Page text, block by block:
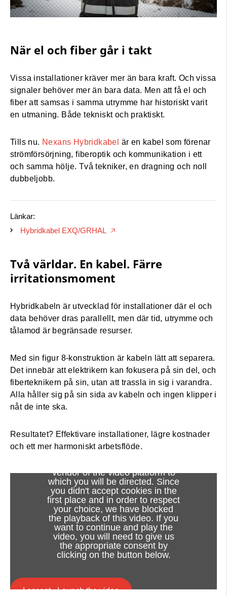
När el och fiber går i takt
Vissa installationer kräver mer än bara kraft. Och vissa
signaler behöver mer än bara data. Men att få el och
fiber att samsas i samma utrymme har historiskt varit
en utmaning. Både tekniskt och praktiskt.
Tills nu. Nexans Hybridkabel är en kabel som förenar
strömförsörjning, fiberoptik och kommunikation i ett
och samma hölje. Två tekniker, en dragning och noll
dubbeljobb.
Länkar:
Hybridkabel EXQ/GRHAL 🡥
Två världar. En kabel. Färre
irritationsmoment
Hybridkabeln är utvecklad för installationer där el och
data behöver dras parallellt, men där tid, utrymme och
tålamod är begränsade resurser.
Med sin figur 8-konstruktion är kabeln lätt att separera.
Det innebär att elektrikern kan fokusera på sin del, och
fiberteknikern på sin, utan att trassla in sig i varandra.
Alla håller sig på sin sida av kabeln och ingen klipper i
nåt de inte ska.
Resultatet? Effektivare installationer, lägre kostnader
och ett mer harmoniskt arbetsflöde.
vendor of the video platform to
which you will be directed. Since
you didn't accept cookies in the
first place and in order to respect
your choice, we have blocked
the playback of this video. If you
want to continue and play the
video, you will need to give us
the appropriate consent by
clicking on the button below.
I accept - Launch the video